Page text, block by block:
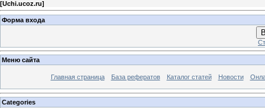
[Uchi.ucoz.ru]
Форма входа
Меню сайта
Главная страница База рефератов Каталог статей Новости
Categories